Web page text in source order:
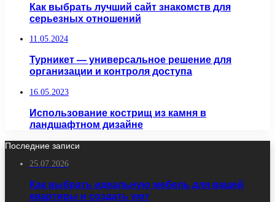
Как выбрать лучший сайт знакомств для
серьезных отношений
11.05.2024
Турникет — универсальное решение для
организации и контроля доступа
16.05.2023
Использование кострищ из камня в
ландшафтном дизайне
Последние записи
25.07.2026
Как выбрать идеальную мебель для вашей
квартиры и создать уют